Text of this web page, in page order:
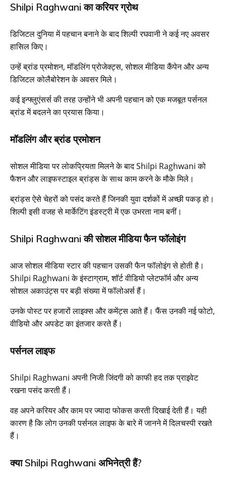
Shilpi Raghwani का करियर ग्रोथ
डिजिटल दुनिया में पहचान बनाने के बाद शिल्पी रघवानी ने कई नए अवसर
हासिल किए।
उन्हें ब्रांड प्रमोशन, मॉडलिंग प्रोजेक्ट्स, सोशल मीडिया कैंपेन और अन्य
डिजिटल कोलैबोरेशन के अवसर मिले।
कई इन्फ्लुएंसर्स की तरह उन्होंने भी अपनी पहचान को एक मजबूत पर्सनल
ब्रांड में बदलने का प्रयास किया।
मॉडलिंग और ब्रांड प्रमोशन
सोशल मीडिया पर लोकप्रियता मिलने के बाद Shilpi Raghwani को
फैशन और लाइफस्टाइल ब्रांड्स के साथ काम करने के मौके मिले।
ब्रांड्स ऐसे चेहरों को पसंद करते हैं जिनकी युवा दर्शकों में अच्छी पकड़ हो।
शिल्पी इसी वजह से मार्केटिंग इंडस्ट्री में एक उभरता नाम बनीं।
Shilpi Raghwani की सोशल मीडिया फैन फॉलोइंग
आज सोशल मीडिया स्टार की पहचान उसकी फैन फॉलोइंग से होती है।
Shilpi Raghwani के इंस्टाग्राम, शॉर्ट वीडियो प्लेटफॉर्म और अन्य
सोशल अकाउंट्स पर बड़ी संख्या में फॉलोअर्स हैं।
उनके पोस्ट पर हजारों लाइक्स और कमेंट्स आते हैं। फैंस उनकी नई फोटो,
वीडियो और अपडेट का इंतजार करते हैं।
पर्सनल लाइफ
Shilpi Raghwani अपनी निजी जिंदगी को काफी हद तक प्राइवेट
रखना पसंद करती हैं।
वह अपने करियर और काम पर ज्यादा फोकस करती दिखाई देती हैं। यही
कारण है कि लोग उनकी पर्सनल लाइफ के बारे में जानने में दिलचस्पी रखते
हैं।
क्या Shilpi Raghwani अभिनेत्री हैं?